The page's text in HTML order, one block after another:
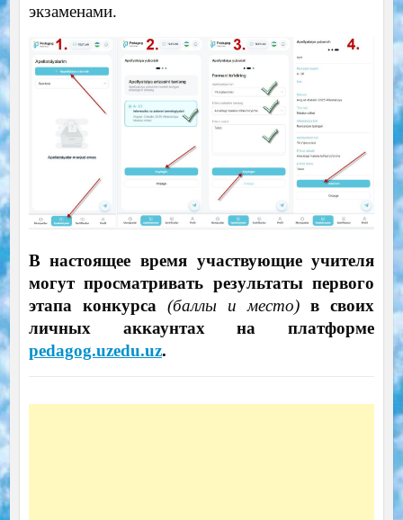
экзаменами.
В настоящее время участвующие учителя
могут просматривать результаты первого
этапа конкурса (баллы и место) в своих
личных аккаунтах на платформе
pedagog.uzedu.uz.